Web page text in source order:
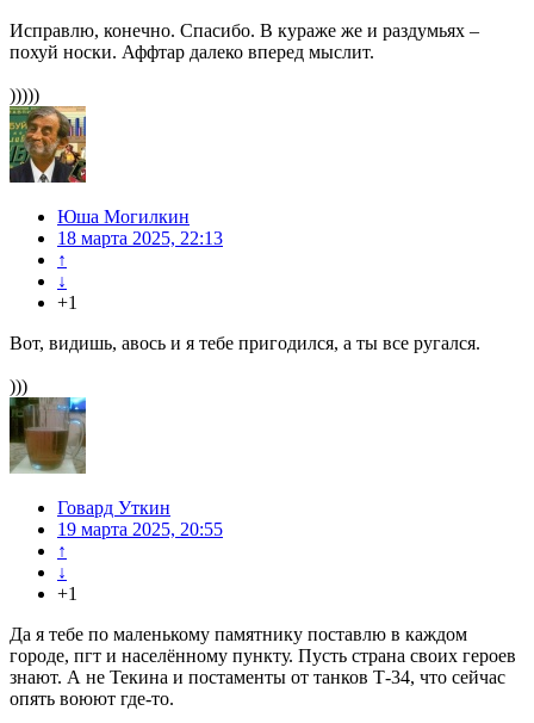
Исправлю, конечно. Спасибо. В кураже же и раздумьях –
похуй носки. Аффтар далеко вперед мыслит.
)))))
Юша Могилкин
18 марта 2025, 22:13
↑
↓
+1
Вот, видишь, авось и я тебе пригодился, а ты все ругался.
)))
Говард Уткин
19 марта 2025, 20:55
↑
↓
+1
Да я тебе по маленькому памятнику поставлю в каждом
городе, пгт и населённому пункту. Пусть страна своих героев
знают. А не Текина и постаменты от танков Т-34, что сейчас
опять воюют где-то.